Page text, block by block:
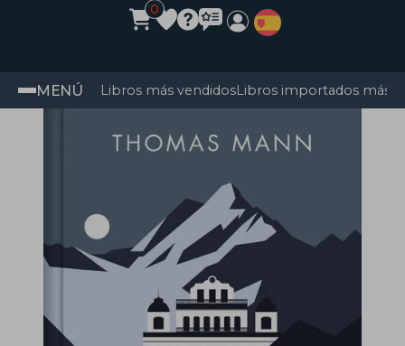
0
MENÚ Libros más vendidosLibros importados más